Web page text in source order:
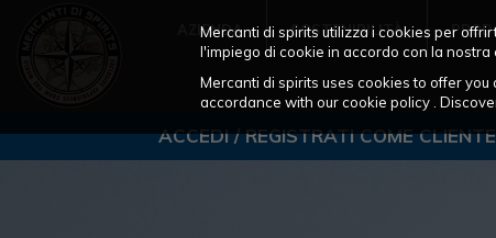
Mercanti di spirits utilizza i cookies per
l'impiego di cookie in accordo con la nostra
Mercanti di spirits uses cookies to offer
accordance with our cookie policy .
AZIENDA SOSTENIBILITÀ
ACCEDI / REGISTRATI COME